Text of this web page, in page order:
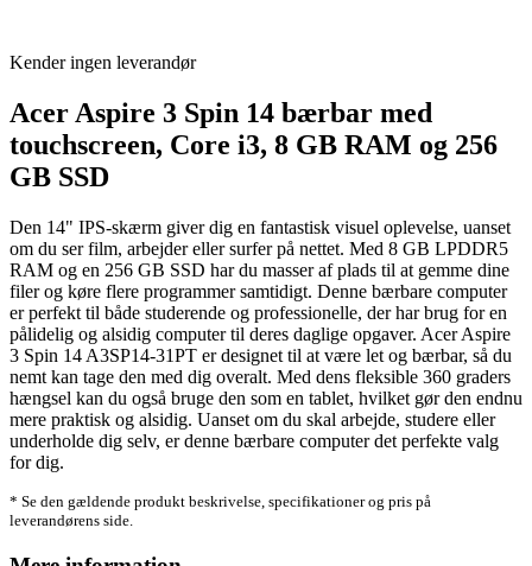
Kender ingen leverandør
Acer Aspire 3 Spin 14 bærbar med
touchscreen, Core i3, 8 GB RAM og 256
GB SSD
Den 14" IPS-skærm giver dig en fantastisk visuel oplevelse, uanset
om du ser film, arbejder eller surfer på nettet. Med 8 GB LPDDR5
RAM og en 256 GB SSD har du masser af plads til at gemme dine
filer og køre flere programmer samtidigt. Denne bærbare computer
er perfekt til både studerende og professionelle, der har brug for en
pålidelig og alsidig computer til deres daglige opgaver. Acer Aspire
3 Spin 14 A3SP14-31PT er designet til at være let og bærbar, så du
nemt kan tage den med dig overalt. Med dens fleksible 360 graders
hængsel kan du også bruge den som en tablet, hvilket gør den endnu
mere praktisk og alsidig. Uanset om du skal arbejde, studere eller
underholde dig selv, er denne bærbare computer det perfekte valg
for dig.
* Se den gældende produkt beskrivelse, specifikationer og pris på
leverandørens side.